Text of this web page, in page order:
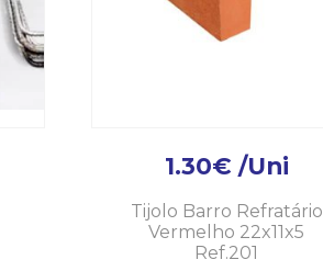
1.30€ /Uni
Tijolo Barro Refratário
Vermelho 22x11x5
Ref.201